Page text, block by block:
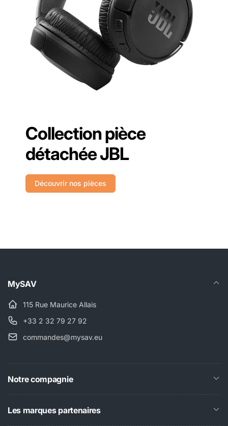
Collection pièce
détachée JBL
Découvrir nos pièces
MySAV
115 Rue Maurice Allais
+33 2 32 79 27 92
commandes@mysav.eu
Notre compagnie
Les marques partenaires